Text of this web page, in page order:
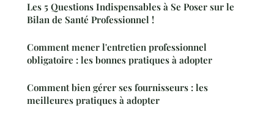
Les 5 Questions Indispensables à Se Poser sur le
Bilan de Santé Professionnel !
Comment mener l'entretien professionnel
obligatoire : les bonnes pratiques à adopter
Comment bien gérer ses fournisseurs : les
meilleures pratiques à adopter